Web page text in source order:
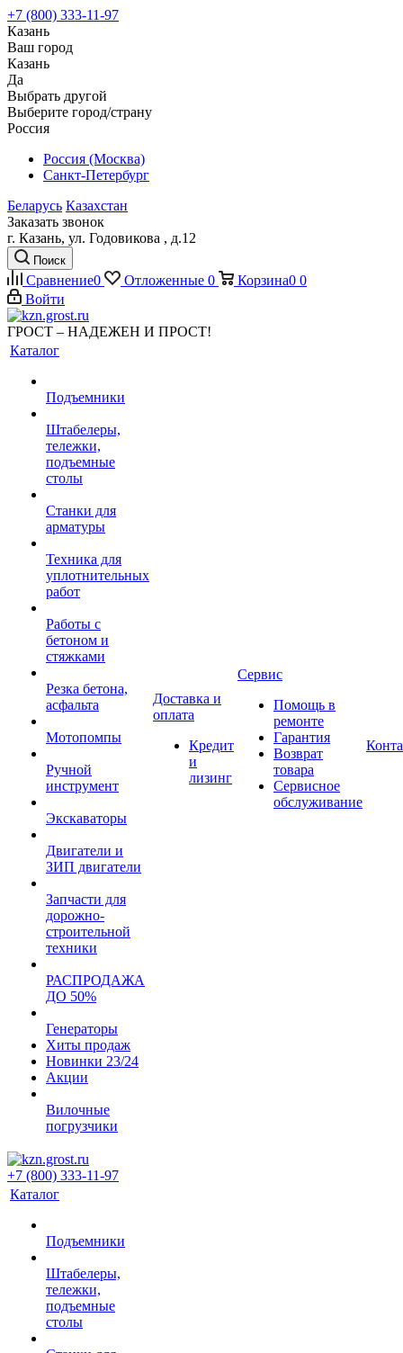
+7 (800) 333-11-97
Казань
Ваш город
Казань
Да
Выбрать другой
Выберите город/страну
Россия
Россия (Москва)
Санкт-Петербург
Беларусь Казахстан
Заказать звонок
г. Казань, ул. Годовикова , д.12
Поиск
Сравнение0 Отложенные 0 Корзина0 0
Войти
ГРОСТ – НАДЕЖЕН И ПРОСТ!
Каталог
Подъемники
Штабелеры,
тележки,
подъемные
столы
Станки для
арматуры
Техника для
уплотнительных
работ
Работы с
бетоном и
стяжками
Резка бетона,
асфальта
Мотопомпы
Ручной
инструмент
Экскаваторы
Двигатели и
ЗИП двигатели
Запчасти для
дорожно-
строительной
техники
РАСПРОДАЖА
ДО 50%
Генераторы
Хиты продаж
Новинки 23/24
Акции
Вилочные
погрузчики
Доставка и
оплата
Кредит
и
лизинг
Сервис
Помощь в
ремонте
Гарантия
Возврат
товара
Сервисное
обслуживание
+7 (800) 333-11-97
Каталог
Подъемники
Штабелеры,
тележки,
подъемные
столы